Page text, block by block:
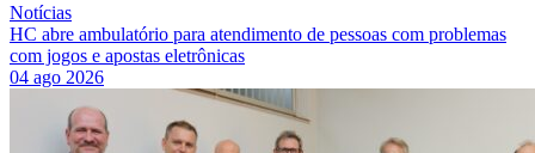
Notícias
HC abre ambulatório para atendimento de pessoas com problemas
com jogos e apostas eletrônicas
04 ago 2026